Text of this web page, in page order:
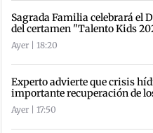
Sagrada Familia celebrará el
del certamen "Talento Kids
Ayer | 18:20
Experto advierte que crisis
importante recuperación de
Ayer | 17:50